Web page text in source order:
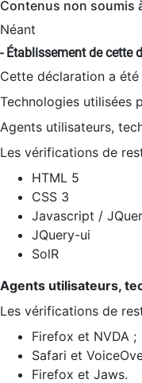
Contenus non soumis
Néant
- Établissement de cette
Cette déclaration a
Technologies utilisées
Agents utilisateurs,
Les vérifications de
HTML 5
CSS 3
Javascript /
JQuery-ui
SolR
Agents utilisateurs,
Les vérifications de
Firefox et NVDA ;
Safari et
Firefox et Jaws.